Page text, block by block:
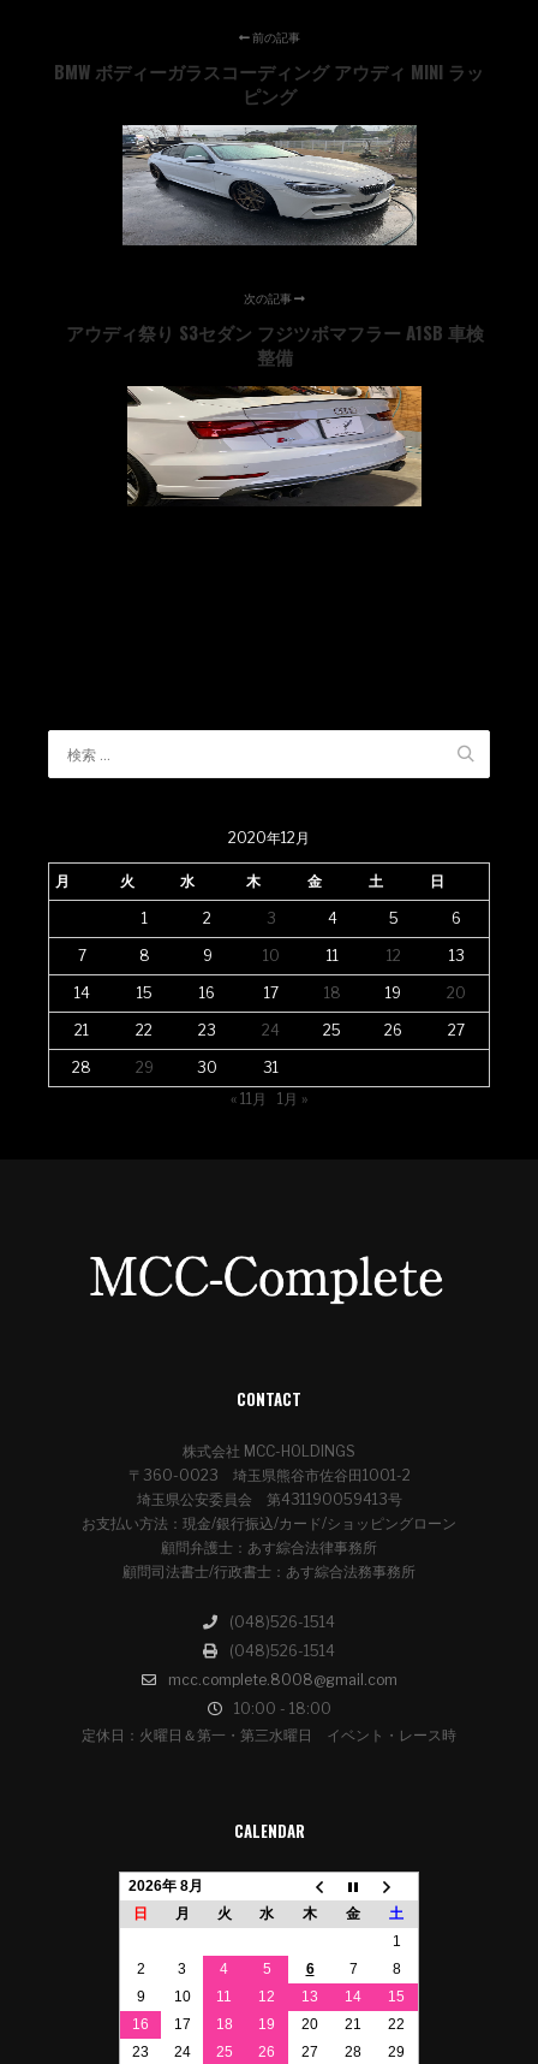
前の記事
BMW ボディーガラスコーディング アウディ MINI ラッ
ピング
次の記事
アウディ祭り S3セダン フジツボマフラー A1SB 車検
整備
2020年12月
月 火 水 木 金 土 日
1 2 3 4 5 6
7 8 9 10 11 12 13
14 15 16 17 18 19 20
21 22 23 24 25 26 27
28 29 30
31
« 11月
1月 »
CONTACT
株式会社 MCC-HOLDINGS
〒360-0023 埼玉県熊谷市佐谷田1001-2
埼玉県公安委員会 第431190059413号
お支払い方法：現金/銀行振込/カード/ショッピングローン
顧問弁護士：あす綜合法律事務所
顧問司法書士/行政書士：あす綜合法務事務所
(048)526-1514
(048)526-1514
mcc.complete.8008@gmail.com
10:00 - 18:00
定休日：火曜日＆第一・第三水曜日 イベント・レース時
CALENDAR
2026年 8月
日
月 火 水 木 金
土
1
2
3 4 5 6 7
8
9
10 11 12 13 14
15
16
17 18 19 20 21
22
23
24 25 26 27 28 29